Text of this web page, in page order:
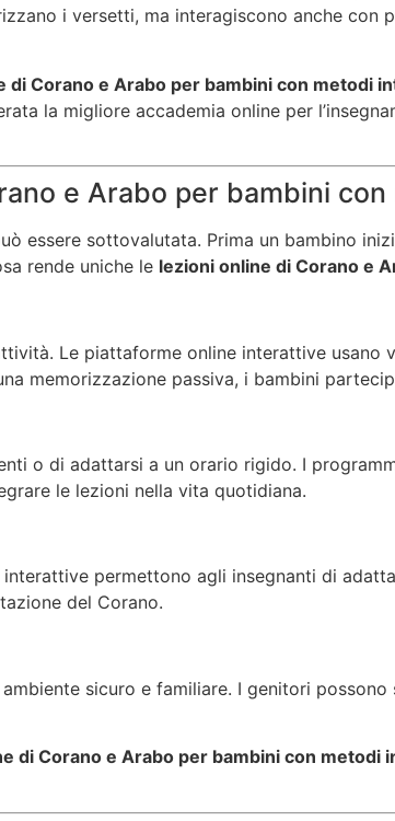
i versetti, ma interagiscono anche con
di Corano e Arabo per bambini con metodi
la migliore accademia online per
e Arabo per bambini
essere sottovalutata. Prima un bambino
rende uniche le lezioni online di Corano e
Le piattaforme online interattive
memorizzazione passiva, i bambini
o di adattarsi a un orario rigido. I
le lezioni nella vita quotidiana.
permettono agli insegnanti di
del Corano.
sicuro e familiare. I genitori
di Corano e Arabo per bambini con metodi